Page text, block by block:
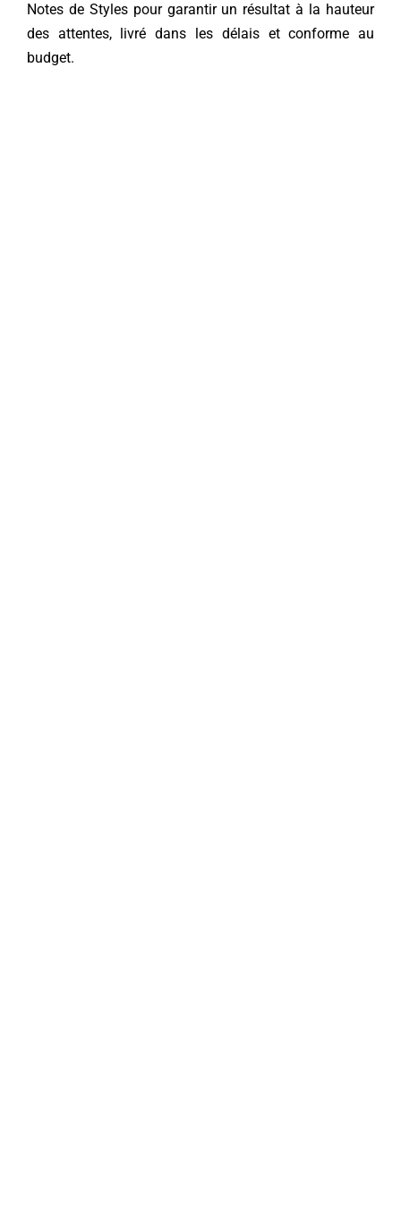
Notes de Styles pour garantir un résultat à la hauteur
des attentes, livré dans les délais et conforme au
budget.